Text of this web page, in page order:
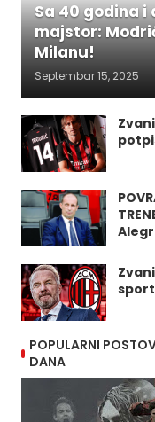
Sa 40 godina i
majstor:
Milanu!
Septembar 15, 2025
POPULARNI
DANA